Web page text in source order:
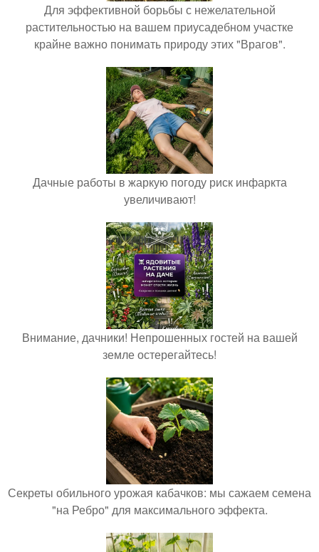
Для эффективной борьбы с нежелательной
растительностью на вашем приусадебном участке
крайне важно понимать природу этих "Врагов".
Дачные работы в жаркую погоду риск инфаркта
увеличивают!
Внимание, дачники! Непрошенных гостей на вашей
земле остерегайтесь!
Секреты обильного урожая кабачков: мы сажаем семена
"на Ребро" для максимального эффекта.